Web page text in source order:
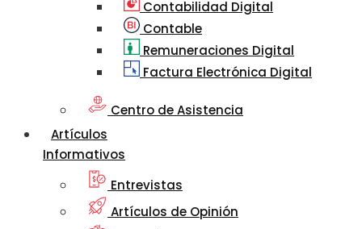
Contabilidad Digital
Contable
Remuneraciones Digital
Factura Electrónica Digital
Centro de Asistencia
Artículos
Informativos
Entrevistas
Artículos de Opinión